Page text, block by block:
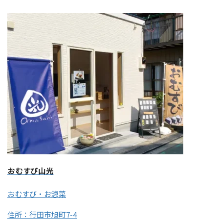
おむすび山光
おむすび・お惣菜
住所：行田市旭町7-4